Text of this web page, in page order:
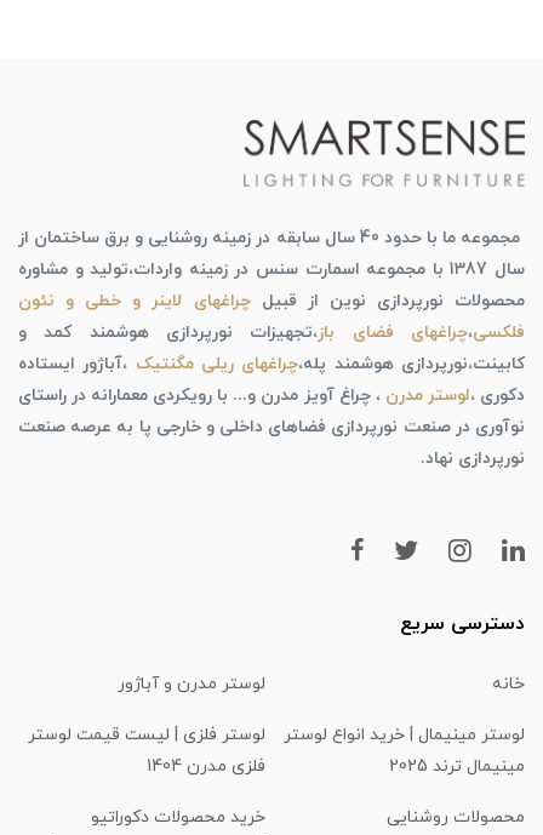
مجموعه ما با حدود 40 سال سابقه در زمینه روشنایی و برق ساختمان از
سال 1387 با مجموعه اسمارت سنس در زمینه واردات،تولید و مشاوره
محصولات نورپردازی نوین از قبیلچراغهای لاینر و خطی و نئون
فلکسی،چراغهای فضای باز،تجهیزات نورپردازی هوشمند کمد و
کابینت،نورپردازی هوشمند پله،چراغهای ریلی مگنتیک ،آباژور ایستاده
دکوری ،لوستر مدرن ، چراغ آویز مدرن و... با رویکردی معمارانه در راستای
نوآوری در صنعت نورپردازی فضاهای داخلی و خارجی پا به عرصه صنعت
نورپردازی نهاد.
دسترسی سریع
خانه لوستر مدرن و آباژور
لوستر مینیمال | خرید انواع لوستر
مینیمال ترند 2025
لوستر فلزی | لیست قیمت لوستر
فلزی مدرن 1404
محصولات روشنایی
خرید محصولات دکوراتیو